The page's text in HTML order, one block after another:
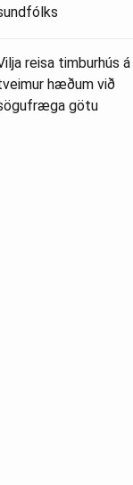
reisa timburhús á
hæðum við
götu